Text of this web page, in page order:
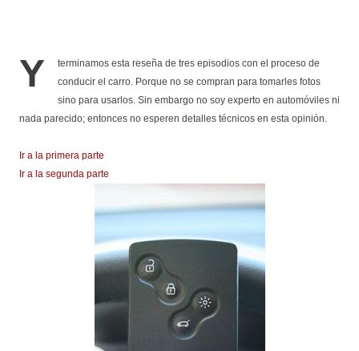
Y
terminamos esta reseña de tres episodios con el proceso de
conducir el carro. Porque no se compran para tomarles fotos
sino para usarlos. Sin embargo no soy experto en automóviles ni
nada parecido; entonces no esperen detalles técnicos en esta opinión.
Ir a la primera parte
Ir a la segunda parte